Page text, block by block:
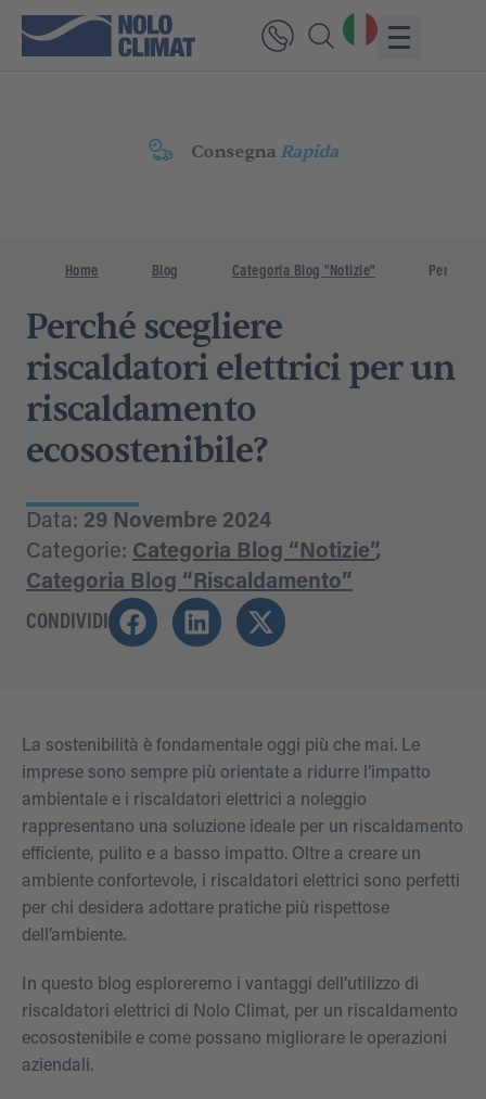
Consegna Rapida
Home Blog Categoria Blog "Notizie" Perché
Perché scegliere
riscaldatori elettrici per un
riscaldamento
ecosostenibile?
Data: 29 Novembre 2024
Categorie: Categoria Blog “Notizie”,
Categoria Blog “Riscaldamento”
CONDIVIDI
La sostenibilità è fondamentale oggi più che mai. Le
imprese sono sempre più orientate a ridurre l’impatto
ambientale e i riscaldatori elettrici a noleggio
rappresentano una soluzione ideale per un riscaldamento
efficiente, pulito e a basso impatto. Oltre a creare un
ambiente confortevole, i riscaldatori elettrici sono perfetti
per chi desidera adottare pratiche più rispettose
dell’ambiente.
In questo blog esploreremo i vantaggi dell’utilizzo di
riscaldatori elettrici di Nolo Climat, per un riscaldamento
ecosostenibile e come possano migliorare le operazioni
aziendali.